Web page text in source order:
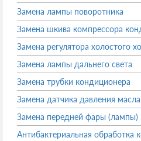
Замена лампы поворотника
Замена шкива компрессора
Замена регулятора холостого
Замена лампы дальнего света
Замена трубки кондиционера
Замена датчика давления масла
Замена передней фары (лампы)
Антибактериальная обработка